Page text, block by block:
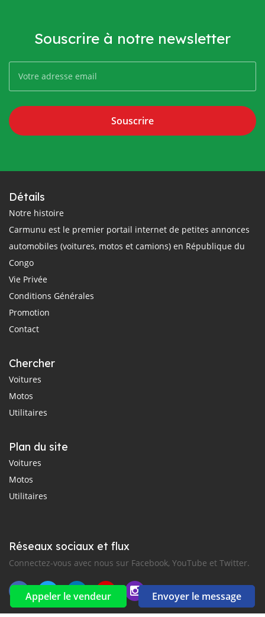
Appeler le vendeur Envoyer le message
Souscrire à notre newsletter
Souscrire
Détails
Notre histoire
Carmunu est le premier portail internet de petites annonces
automobiles (voitures, motos et camions) en République du
Congo
Vie Privée
Conditions Générales
Promotion
Contact
Chercher
Voitures
Motos
Utilitaires
Plan du site
Voitures
Motos
Utilitaires
Réseaux sociaux et flux
Connectez-vous avec nous sur Facebook, YouTube et Twitter.